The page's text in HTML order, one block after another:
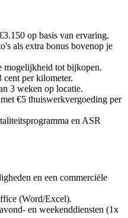
op basis van ervaring.
als extra bonus bovenop je
mogelijkheid tot bijkopen.
cent per kilometer.
3 weken op locatie.
€5 thuiswerkvergoeding per
en ASR
en een commerciële
(Word/Excel).
en weekenddiensten (1x